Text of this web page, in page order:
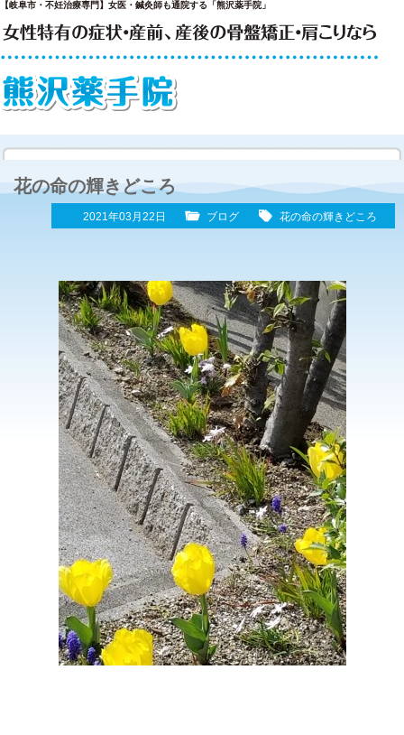
【岐阜市・不妊治療専門】女医・鍼灸師も通院する「熊沢薬手院」
花の命の輝きどころ
2021年03月22日 ブログ 花の命の輝きどころ